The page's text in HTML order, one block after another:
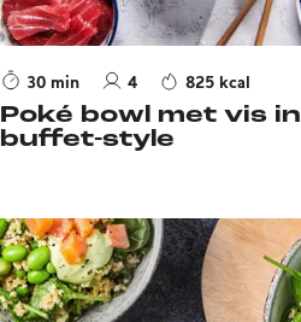
30 min 4 825 kcal
Poké bowl met vis in
buffet-style